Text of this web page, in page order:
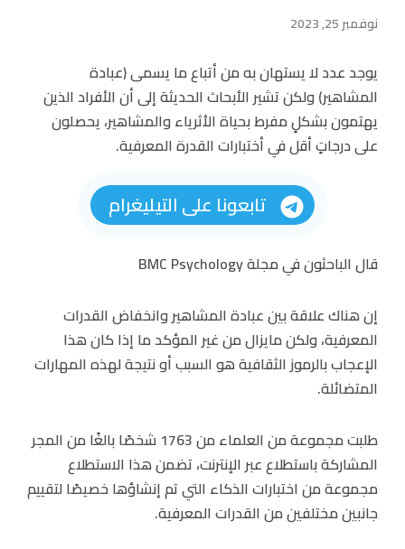
نوفمبر 25, 2023
يوجد عدد لا يستهان به من أتباع ما يسمى (عبادة
المشاهير) ولكن تشير الأبحاث الحديثة إلى أن الأفراد الذين
يهتمون بشكلٍ مفرط بحياة الأثرياء والمشاهير، يحصلون
على درجاتٍ أقل في أختبارات القدرة المعرفية.
تابعونا على التيليغرام
قال الباحثون في مجلة BMC Psychology
إن هناك علاقة بين عبادة المشاهير وانخفاض القدرات
المعرفية، ولكن مايزال من غير المؤكد ما إذا كان هذا
الإعجاب بالرموز الثقافية هو السبب أو نتيجة لهذه المهارات
المتضائلة.
طلبت مجموعة من العلماء من 1763 شخصًا بالغًا من المجر
المشاركة باستطلاع عبر الإنترنت، تضمن هذا الاستطلاع
مجموعة من اختبارات الذكاء التي تم إنشاؤها خصيصًا لتقييم
جانبين مختلفين من القدرات المعرفية.